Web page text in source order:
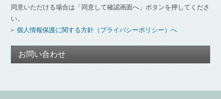
同意いただける場合は「同意して確認画面へ」ボタンを押してくださ
い。
個人情報保護に関する方針（プライバシーポリシー）へ
お問い合わせ